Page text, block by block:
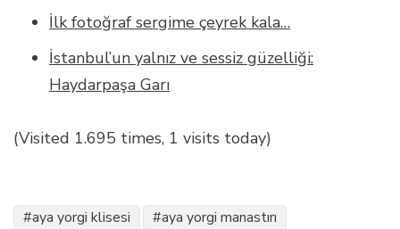
İlk fotoğraf sergime çeyrek kala…
İstanbul’un yalnız ve sessiz güzelliği:
Haydarpaşa Garı
(Visited 1.695 times, 1 visits today)
aya yorgi klisesi
aya yorgi manastırı